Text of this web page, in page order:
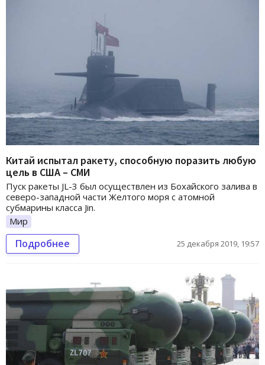
Китай испытал ракету, способную поразить любую
цель в США – СМИ
Пуск ракеты JL-3 был осуществлен из Бохайского залива в
северо-западной части Желтого моря c атомной
субмарины класса Jin.
Мир
Подробнее 25 декабря 2019, 19:57